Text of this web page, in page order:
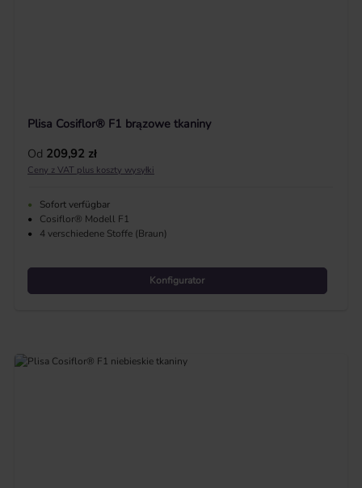
Plisa Cosiflor® F1 brązowe tkaniny
Cena regularna:
Od 209,92 zł
Ceny z VAT plus koszty wysyłki
•
Sofort verfügbar
•
Cosiflor® Modell F1
•
4 verschiedene Stoffe (Braun)
Konfigurator